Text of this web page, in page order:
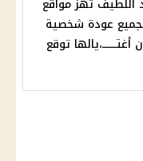
اللطيف تهز مواقع
عودة شخصية
توقع